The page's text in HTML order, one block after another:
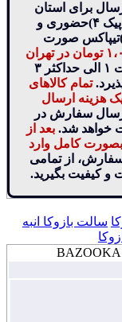
برای استان
تهران از طریق ۱)پست ۲)تیپاکس ۳)الو پیک ۴)حضوری و
شهرستان ها از طریق ۱)پست ۲)تیپاکس صورت
هزینه ارسال خرید بالای ۱،۰۰۰،۰۰۰ تومان در تهران
ارسال سفارشات ۱ الی حداکثر ۳
تمام کالاهای
هزینه ارسال
سفارش در
خواهد شد. بعد از
کامل وارد
از تمامی
و کیفیت بگیرید.
سالت بازوکا انبه